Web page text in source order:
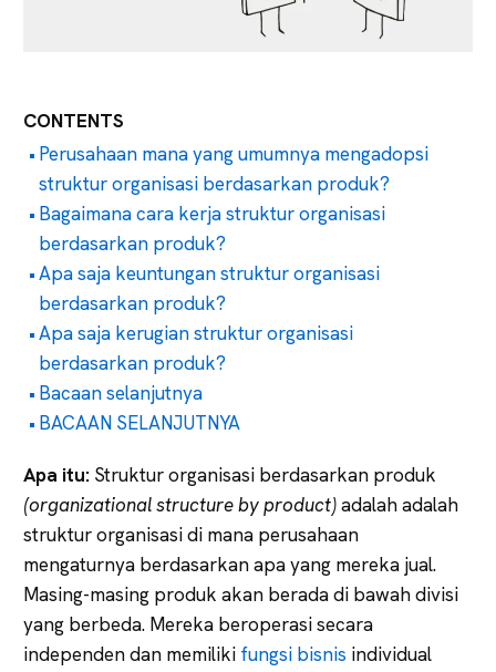
CONTENTS
Perusahaan mana yang umumnya mengadopsi
struktur organisasi berdasarkan produk?
Bagaimana cara kerja struktur organisasi
berdasarkan produk?
Apa saja keuntungan struktur organisasi
berdasarkan produk?
Apa saja kerugian struktur organisasi
berdasarkan produk?
Bacaan selanjutnya
BACAAN SELANJUTNYA
Apa itu: Struktur organisasi berdasarkan produk
(organizational structure by product)adalah adalah
struktur organisasi di mana perusahaan
mengaturnya berdasarkan apa yang mereka jual.
Masing-masing produk akan berada di bawah divisi
yang berbeda. Mereka beroperasi secara
independen dan memiliki fungsi bisnis individual